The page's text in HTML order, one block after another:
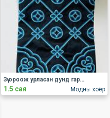
Модны хоёр
Зүү ороож урласан дунд гарын даалин
1.5 сая